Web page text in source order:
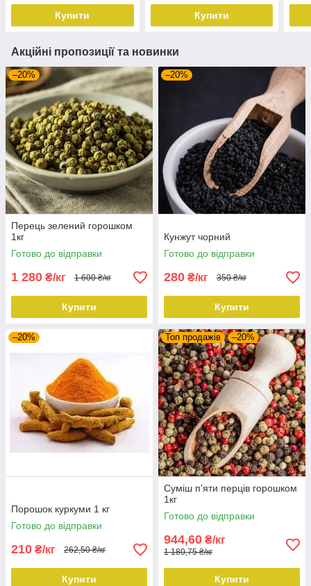
Купити Купити
Акційні пропозиції та новинки
–20%
Перець зелений горошком
1кг
Готово до відправки
1 280 ₴/кг 1 600 ₴/кг
Купити
–20%
Кунжут чорний
Готово до відправки
280 ₴/кг 350 ₴/кг
Купити
–20%
Порошок куркуми 1 кг
Готово до відправки
210 ₴/кг 262,50 ₴/кг
Купити
Топ продажів –20%
Суміш п'яти перців горошком
1кг
Готово до відправки
944,60 ₴/кг
1 180,75 ₴/кг
Купити